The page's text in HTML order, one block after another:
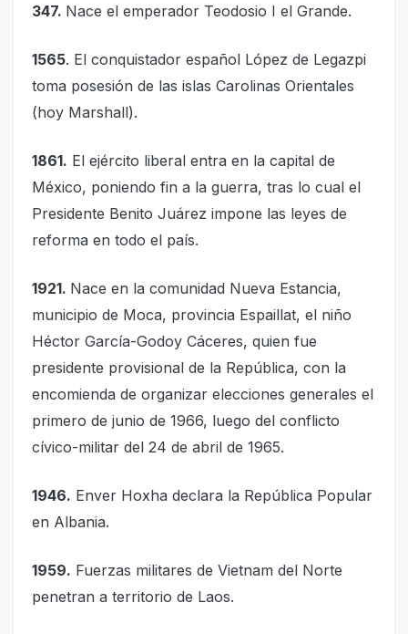
347. Nace el emperador Teodosio I el Grande.
1565. El conquistador español López de Legazpi
toma posesión de las islas Carolinas Orientales
(hoy Marshall).
1861. El ejército liberal entra en la capital de
México, poniendo fin a la guerra, tras lo cual el
Presidente Benito Juárez impone las leyes de
reforma en todo el país.
1921. Nace en la comunidad Nueva Estancia,
municipio de Moca, provincia Espaillat, el niño
Héctor García-Godoy Cáceres, quien fue
presidente provisional de la República, con la
encomienda de organizar elecciones generales el
primero de junio de 1966, luego del conflicto
cívico-militar del 24 de abril de 1965.
1946. Enver Hoxha declara la República Popular
en Albania.
1959. Fuerzas militares de Vietnam del Norte
penetran a territorio de Laos.